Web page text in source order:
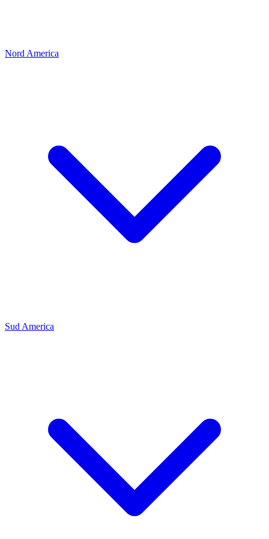
Nord America
Sud America